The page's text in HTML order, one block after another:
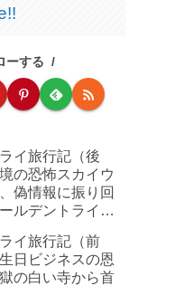
ーする
ライ旅行記（後
の恐怖スカイウ
偽情報に振り回
ルデントライア
で足元の狭さに
ライ旅行記（前
日ビジネスの恩
の白い寺から首